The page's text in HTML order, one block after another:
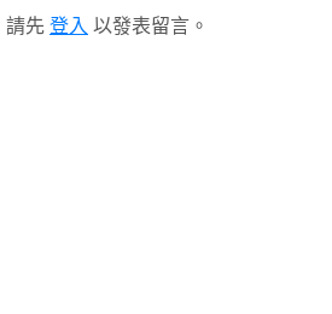
請先 登入 以發表留言。